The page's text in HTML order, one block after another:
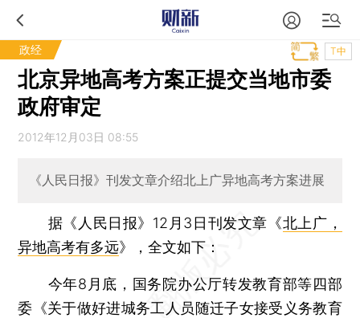
政经 T中
北京异地高考方案正提交当地市委
政府审定
2012年12月03日 08:55
《人民日报》刊发文章介绍北上广异地高考方案进展
据《人民日报》12月3日刊发文章《北上广，
异地高考有多远》，全文如下：
今年8月底，国务院办公厅转发教育部等四部
委《关于做好进城务工人员随迁子女接受义务教育